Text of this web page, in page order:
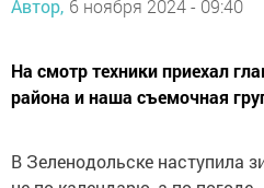
Автор, 6 ноября 2024 - 09:40
На смотр техники приехал
района и наша съемочная
В Зеленодольске наступила